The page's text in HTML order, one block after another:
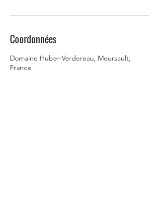
Coordonnées
Domaine Huber-Verdereau, Meursault,
France